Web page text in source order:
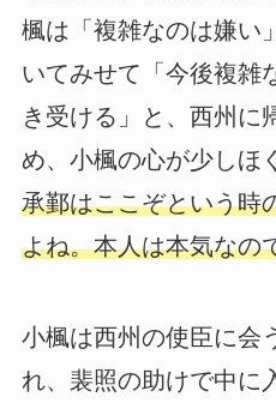
楓は「複雑なのは嫌い
いてみせて「今後複雑
き受ける」と、西州に
め、小楓の心が少しほ
承鄞はここぞという時
よね。本人は本気な
小楓は西州の使臣に会
れ、裴照の助けで中に